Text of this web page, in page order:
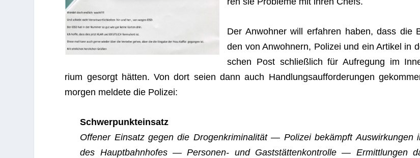
Der Anwoh­ner will erfah­ren haben, dass die
den von Anwoh­nern, Poli­zei und ein Arti­kel in
schen Post schließ­lich für Auf­re­gung im
rium gesorgt hätten. Von dort seien dann auch Hand­lungs­auf­for­de­run­gen
mor­gen mel­dete die Polizei:
Schwer­punkt­ein­satz
Offe­ner Ein­satz gegen die Drogenkriminalität — Poli­zei bekämpft Aus­wir­kun­gen
des Haupt­bahn­ho­fes — Per­so­nen- und Gaststättenkontrolle — Ermitt­lun­gen